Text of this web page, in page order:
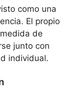
como una
El propio
de
junto con
individual.